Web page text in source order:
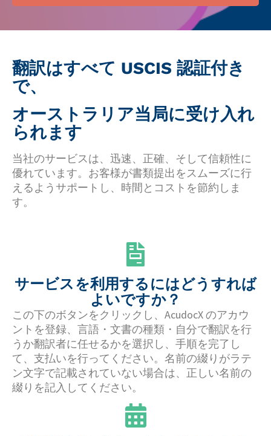
翻訳はすべて USCIS 認証付き
で、
オーストラリア当局に受け入れ
られます
当社のサービスは、迅速、正確、そして信頼性に
優れています。お客様が書類提出をスムーズに行
えるようサポートし、時間とコストを節約しま
す。
サービスを利用するにはどうすれば
よいですか？
この下のボタンをクリックし、AcudocX のアカウ
ントを登録、言語・文書の種類・自分で翻訳を行
うか翻訳者に任せるかを選択し、手順を完了し
て、支払いを行ってください。名前の綴りがラテ
ン文字で記載されていない場合は、正しい名前の
綴りを記入してください。